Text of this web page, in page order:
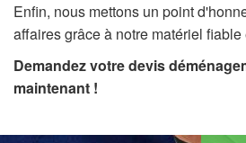
Enfin, nous mettons un point
affaires grâce à notre matériel fiable
Demandez votre devis
maintenant !